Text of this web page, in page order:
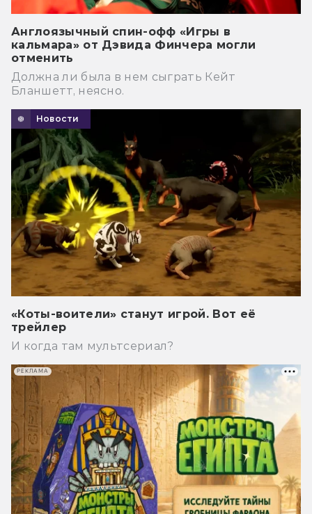
Англоязычный спин-офф «Игры в
кальмара» от Дэвида Финчера могли
отменить
Должна ли была в нем сыграть Кейт
Бланшетт, неясно.
Новости
«Коты-воители» станут игрой. Вот её
трейлер
И когда там мультсериал?
РЕКЛАМА